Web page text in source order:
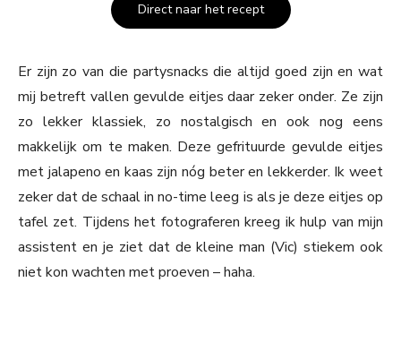
Direct naar het recept
Er zijn zo van die partysnacks die altijd goed zijn en wat
mij betreft vallen gevulde eitjes daar zeker onder. Ze zijn
zo lekker klassiek, zo nostalgisch en ook nog eens
makkelijk om te maken. Deze gefrituurde gevulde eitjes
met jalapeno en kaas zijn nóg beter en lekkerder. Ik weet
zeker dat de schaal in no-time leeg is als je deze eitjes op
tafel zet. Tijdens het fotograferen kreeg ik hulp van mijn
assistent en je ziet dat de kleine man (Vic) stiekem ook
niet kon wachten met proeven – haha.